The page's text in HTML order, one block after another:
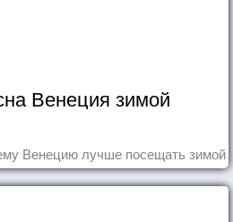
Венеция зимой
Венецию лучше посещать зимой